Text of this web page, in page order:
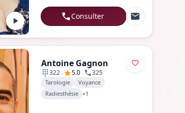
Consulter
Gagnon
Antoine Gagnon
322| 5.0| 325
Tarologie
Voyance
Radiesthésie +1